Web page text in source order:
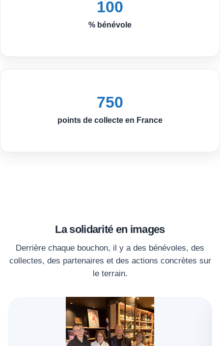
100
% bénévole
750
points de collecte en France
La solidarité en images
Derrière chaque bouchon, il y a des bénévoles, des
collectes, des partenaires et des actions concrètes sur
le terrain.